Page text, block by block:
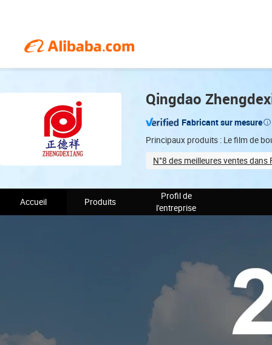
Qingdao
Fabricant sur mesure
Principaux produits : Le film de
N°8 des meilleures ventes dans
Accueil Produits
Profil de
l'entreprise